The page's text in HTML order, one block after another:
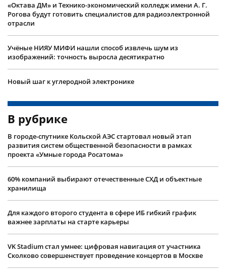
«Октава ДМ» и Технико-экономический колледж имени А. Г.
Рогова будут готовить специалистов для радиоэлектронной
отрасли
Учëные НИЯУ МИФИ нашли способ извлечь шум из
изображений: точность выросла десятикратно
Новый шаг к углеродной электронике
В рубрике
В городе-спутнике Кольской АЭС стартовал новый этап
развития систем общественной безопасности в рамках
проекта «Умные города Росатома»
60% компаний выбирают отечественные СХД и объектные
хранилища
Для каждого второго студента в сфере ИБ гибкий график
важнее зарплаты на старте карьеры
VK Stadium стал умнее: цифровая навигация от участника
Сколково совершенствует проведение концертов в Москве